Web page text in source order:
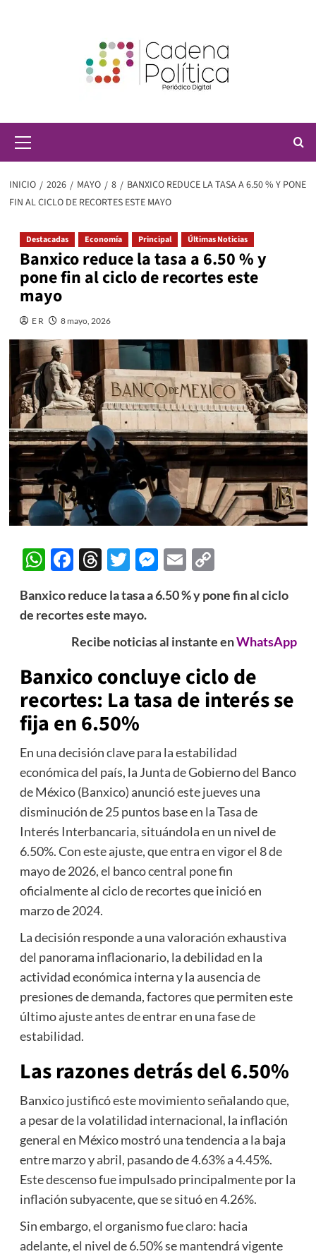
principal
INICIO 2026 MAYO 8
BANXICO REDUCE LA TASA A 6.50 % Y PONE
FIN AL CICLO DE RECORTES ESTE MAYO
Destacadas Economía Principal Últimas Noticias
Banxico reduce la tasa a 6.50 % y
pone fin al ciclo de recortes este
mayo
E R 8 mayo, 2026
WhatsApp
Facebook
Threads
Twitter
Messenger
EmailCopy
Banxico reduce la tasa a 6.50 % y pone fin al ciclo
de recortes este mayo.
Recibe noticias al instante enWhatsApp
Banxico concluye ciclo de
recortes: La tasa de interés se
fija en 6.50%
En una decisión clave para la estabilidad
económica del país, la Junta de Gobierno del Banco
de México (Banxico) anunció este jueves una
disminución de 25 puntos base en la Tasa de
Interés Interbancaria, situándola en un nivel de
6.50%. Con este ajuste, que entra en vigor el 8 de
mayo de 2026, el banco central pone fin
oficialmente al ciclo de recortes que inició en
marzo de 2024.
La decisión responde a una valoración exhaustiva
del panorama inflacionario, la debilidad en la
actividad económica interna y la ausencia de
presiones de demanda, factores que permiten este
último ajuste antes de entrar en una fase de
estabilidad.
Las razones detrás del 6.50%
Banxico justificó este movimiento señalando que,
a pesar de la volatilidad internacional, la inflación
general en México mostró una tendencia a la baja
entre marzo y abril, pasando de 4.63% a 4.45%.
Este descenso fue impulsado principalmente por la
inflación subyacente, que se situó en 4.26%.
Sin embargo, el organismo fue claro: hacia
adelante, el nivel de 6.50% se mantendrá vigente